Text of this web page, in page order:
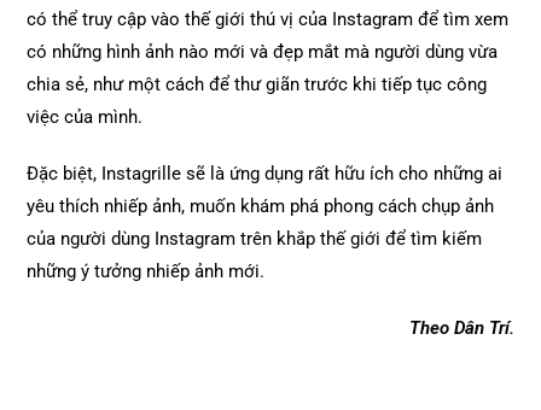
có thể truy cập vào thế giới thú vị của Instagram để tìm xem
có những hình ảnh nào mới và đẹp mắt mà người dùng vừa
chia sẻ, như một cách để thư giãn trước khi tiếp tục công
việc của mình.
Đặc biệt, Instagrille sẽ là ứng dụng rất hữu ích cho những ai
yêu thích nhiếp ảnh, muốn khám phá phong cách chụp ảnh
của người dùng Instagram trên khắp thế giới để tìm kiếm
những ý tưởng nhiếp ảnh mới.
Theo Dân Trí.